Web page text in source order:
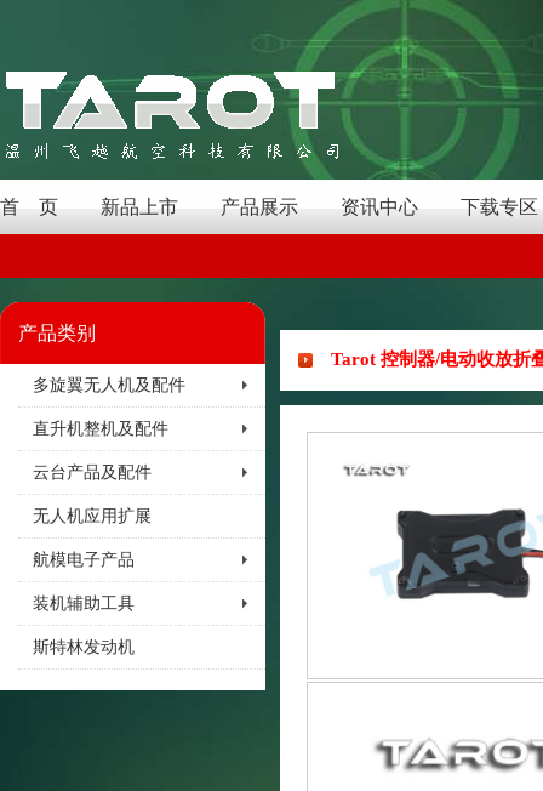
首 页 新品上市 产品展示 资讯中心 下载专区
产品类别
多旋翼无人机及配件
直升机整机及配件
云台产品及配件
无人机应用扩展
航模电子产品
装机辅助工具
斯特林发动机
Tarot 控制器/电动收放折